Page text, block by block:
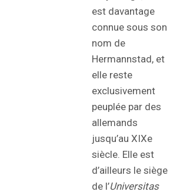
est davantage
connue sous son
nom de
Hermannstad, et
elle reste
exclusivement
peuplée par des
allemands
jusqu’au XIXe
siècle. Elle est
d’ailleurs le siège
de l’Universitas